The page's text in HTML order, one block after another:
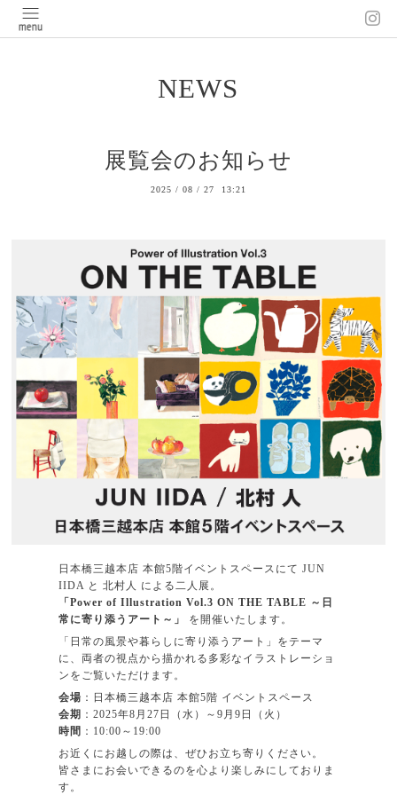
NEWS
展覧会のお知らせ
2025 / 08 / 27 13:21
日本橋三越本店 本館5階イベントスペースにて JUN
IIDA と 北村人 による二人展。
「Power of Illustration Vol.3 ON THE TABLE ～日
常に寄り添うアート～」
を開催いたします。
「日常の風景や暮らしに寄り添うアート」をテーマ
に、両者の視点から描かれる多彩なイラストレーショ
ンをご覧いただけます。
会場 ：日本橋三越本店 本館5階 イベントスペース
会期 ：2025年8月27日（水）～9月9日（火）
時間 ：10:00～19:00
お近くにお越しの際は、ぜひお立ち寄りください。
皆さまにお会いできるのを心より楽しみにしておりま
す。